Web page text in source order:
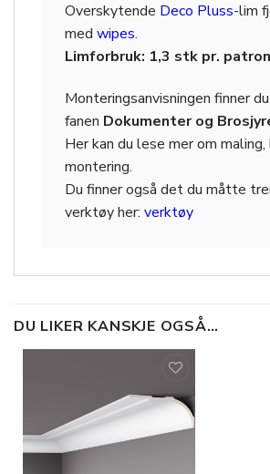
Overskytende Deco Pluss-lim
med wipes.
Limforbruk: 1,3 stk pr. patron
Monteringsanvisningen finner
fanen Dokumenter og
Her kan du lese mer om maling,
montering.
Du finner også det du måtte
verktøy her: verktøy
DU LIKER KANSKJE OGSÅ…
Legg til
ønskeliste